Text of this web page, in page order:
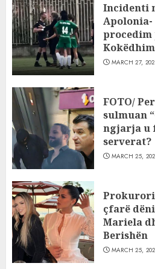
Incidenti
Apolonia-
procedim
MARCH 27,
FOTO/
sulmuan
ngjarja u
serverat?
MARCH 25,
çfarë
Mariela
Berishën
MARCH 25,